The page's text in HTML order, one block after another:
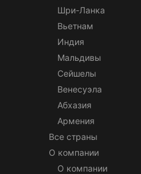
Шри-Ланка
Вьетнам
Индия
Мальдивы
Сейшелы
Венесуэла
Абхазия
Армения
Все страны
О компании
О компании